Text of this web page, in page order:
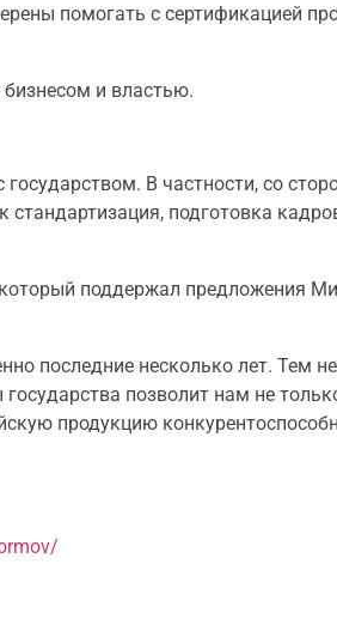
помогать с сертификацией
и властью.
В частности, со
стандартизация, подготовка
поддержал предложения
последние несколько лет. Тем
позволит нам не
продукцию